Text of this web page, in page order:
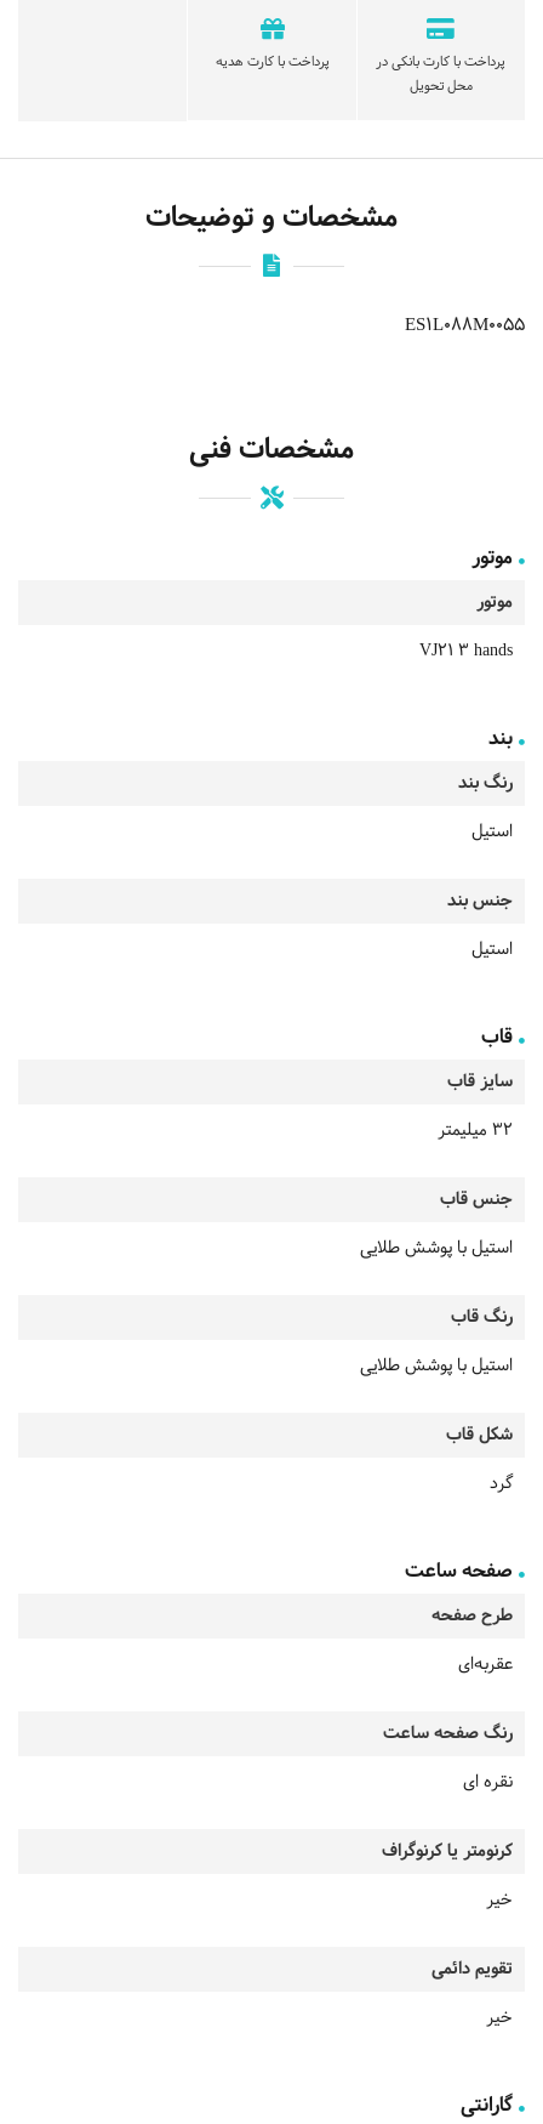
پرداخت با کارت بانکی در
محل تحویل
پرداخت با کارت هدیه
مشخصات و توضیحات
ES1L088M0055
مشخصات فنی
موتور
موتور
VJ21 3 hands
بند
رنگ بند
استیل
جنس بند
استیل
قاب
سایز قاب
32 میلیمتر
جنس قاب
استیل با پوشش طلایی
رنگ قاب
استیل با پوشش طلایی
شکل قاب
گرد
صفحه ساعت
طرح صفحه
عقربه‌ای
رنگ صفحه ساعت
نقره ای
کرنومتر یا کرنوگراف
خیر
تقویم دائمی
خیر
گارانتی